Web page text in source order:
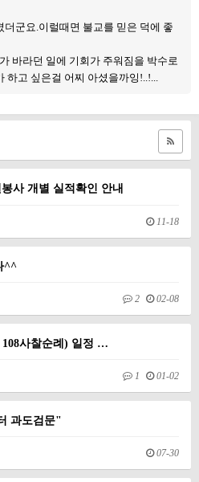
군요.이럴때면 불교를 믿은 덕에 좋
바라던 일에 기회가 주워짐을 박수로
하고 싶은걸 어찌 아셨을까잉!..!...
사 개별 실적확인 안내
11-18
^^
2 02-08
108사찰순례) 일정 …
1 01-02
과도검문"
07-30